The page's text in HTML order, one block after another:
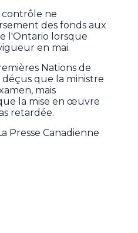
contrôle ne
des fonds aux
l'Ontario lorsque
en mai.
Nations de
déçus que la ministre
mais
la mise en œuvre
retardée.
Presse Canadienne